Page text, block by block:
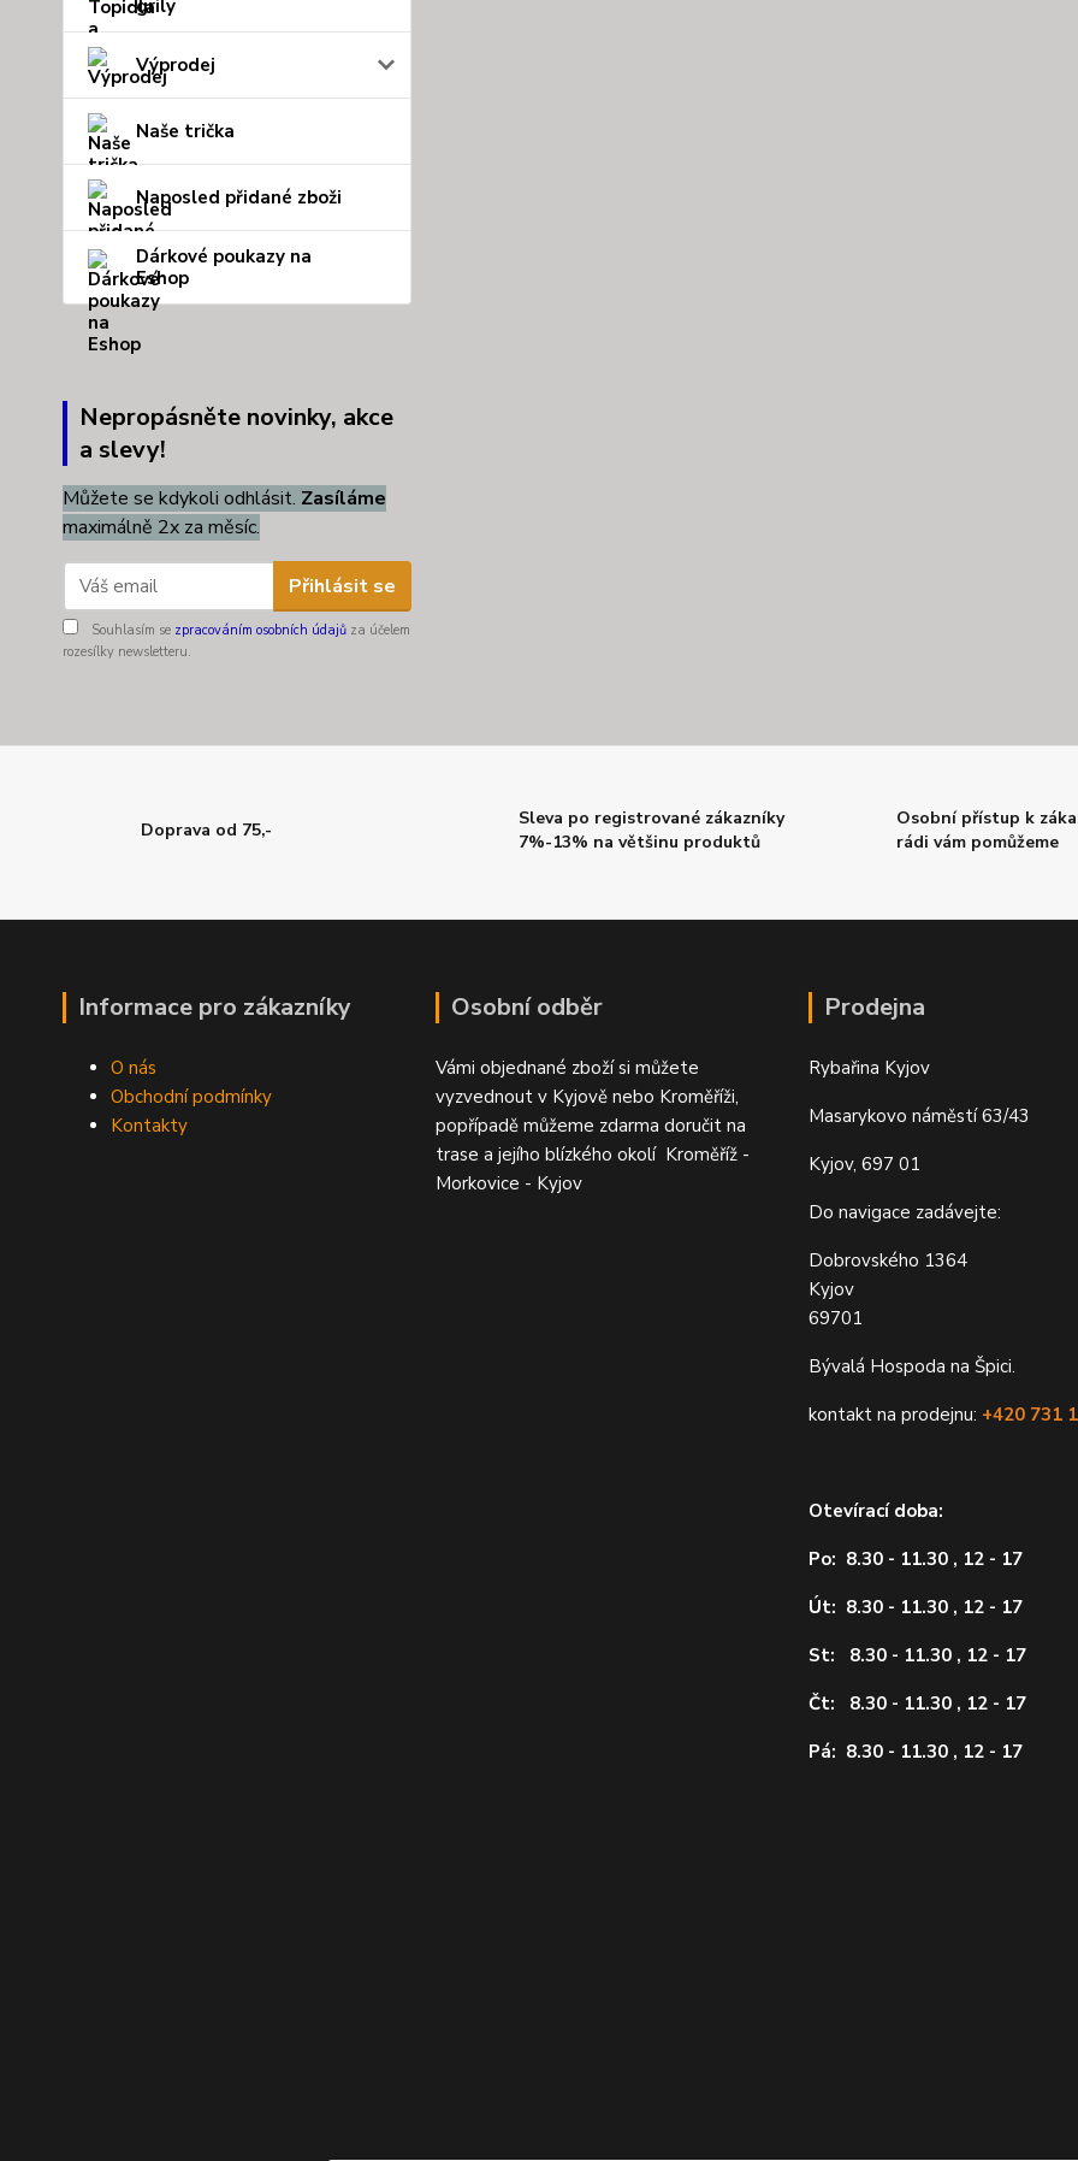
grily
Výprodej
Naše trička
Naposled přidané zboži
Dárkové poukazy na
Eshop
Nepropásněte novinky, akce
a slevy!
Můžete se kdykoli odhlásit. Zasíláme
maximálně 2x za měsíc.
Přihlásit se
Souhlasím se zpracováním osobních údajů za účelem
rozesílky newsletteru.
Doprava od 75,-
Sleva po registrované zákazníky
7%-13% na většinu produktů
Osobní přístup k
rádi vám pomůžeme
Informace pro zákazníky
O nás
Obchodní podmínky
Kontakty
Osobní odběr
Vámi objednané zboží si můžete
vyzvednout v Kyjově nebo Kroměříži,
popřípadě můžeme zdarma doručit na
trase a jejího blízkého okolí Kroměříž -
Morkovice - Kyjov
Prodejna
Rybařina Kyjov
Masarykovo náměstí 63/43
Kyjov, 697 01
Do navigace zadávejte:
Dobrovského 1364
Kyjov
69701
Bývalá Hospoda na Špici.
kontakt na prodejnu: +420 731
Otevírací doba:
Po: 8.30 - 11.30 , 12 - 17
Út: 8.30 - 11.30 , 12 - 17
St: 8.30 - 11.30 , 12 - 17
Čt: 8.30 - 11.30 , 12 - 17
Pá: 8.30 - 11.30 , 12 - 17